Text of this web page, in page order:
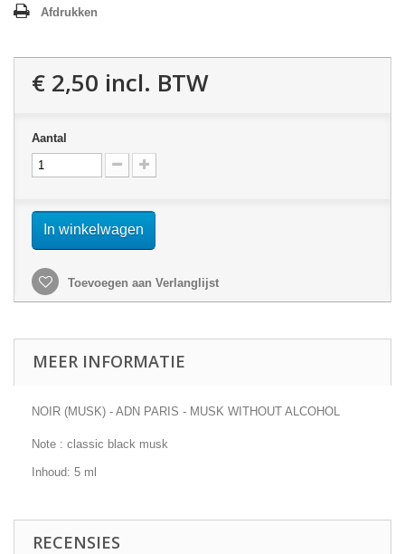
Afdrukken
€ 2,50 incl. BTW
Aantal
In winkelwagen
Toevoegen aan Verlanglijst
MEER INFORMATIE
NOIR (MUSK) - ADN PARIS - MUSK WITHOUT ALCOHOL
Note : classic black musk
Inhoud: 5 ml
RECENSIES